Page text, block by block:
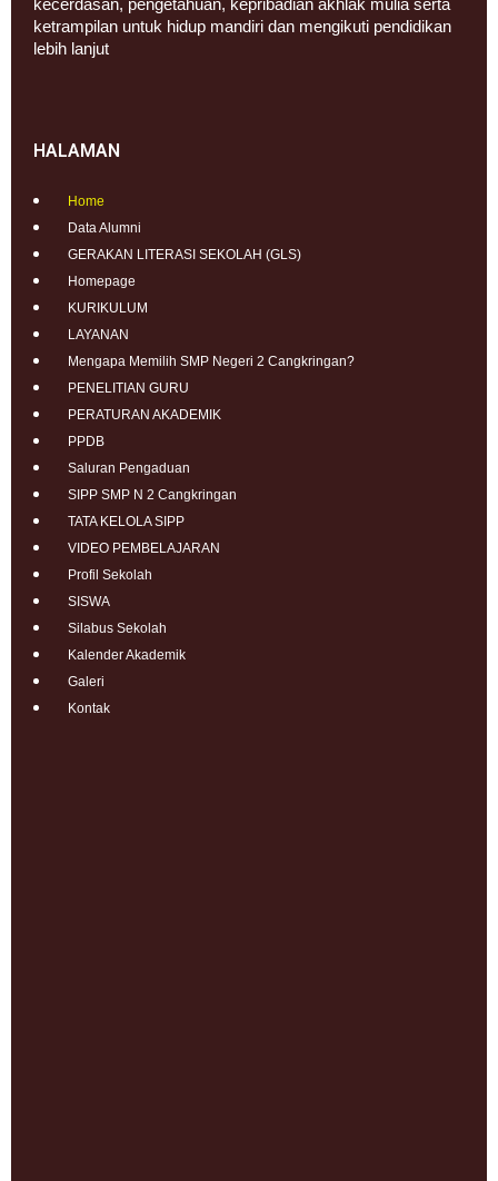
kecerdasan, pengetahuan, kepribadian akhlak mulia serta
ketrampilan untuk hidup mandiri dan mengikuti pendidikan
lebih lanjut
HALAMAN
Home
Data Alumni
GERAKAN LITERASI SEKOLAH (GLS)
Homepage
KURIKULUM
LAYANAN
Mengapa Memilih SMP Negeri 2 Cangkringan?
PENELITIAN GURU
PERATURAN AKADEMIK
PPDB
Saluran Pengaduan
SIPP SMP N 2 Cangkringan
TATA KELOLA SIPP
VIDEO PEMBELAJARAN
Profil Sekolah
SISWA
Silabus Sekolah
Kalender Akademik
Galeri
Kontak